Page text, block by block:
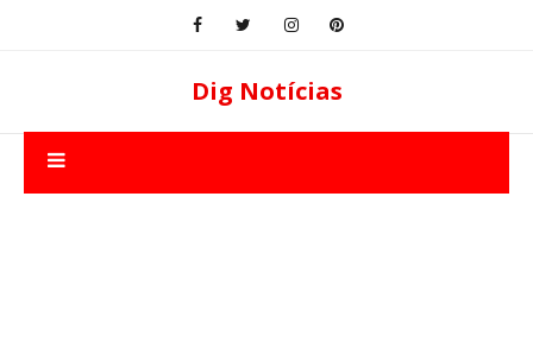
Dig Notícias